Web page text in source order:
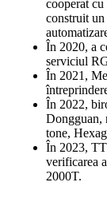
cooperat
construit un
În 2020, a
serviciul
În 2021,
În 2022,
Dongguan,
tone,
În 2023,
verificarea
2000T.